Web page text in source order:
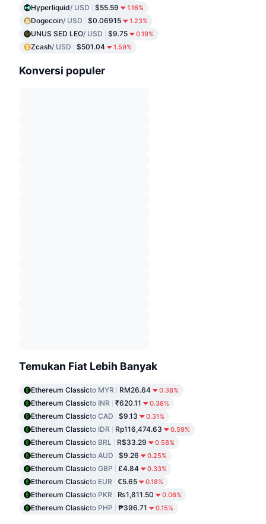
Hyperliquid/ USD $55.59 1.16%
Dogecoin/ USD $0.06915 1.23%
UNUS SED LEO/ USD $9.75 0.19%
Zcash/ USD $501.04 1.59%
Konversi populer
Temukan Fiat Lebih Banyak
Ethereum Classicto MYR RM26.64 0.38%
Ethereum Classicto INR ₹620.11 0.38%
Ethereum Classicto CAD $9.13 0.31%
Ethereum Classicto IDR Rp116,474.63 0.59%
Ethereum Classicto BRL R$33.29 0.58%
Ethereum Classicto AUD $9.26 0.25%
Ethereum Classicto GBP £4.84 0.33%
Ethereum Classicto EUR €5.65 0.18%
Ethereum Classicto PKR ₨1,811.50 0.06%
Ethereum Classicto PHP ₱396.71 0.15%